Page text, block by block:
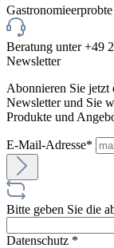
Beratung unter +49
Newsletter
Abonnieren Sie jetzt
Newsletter und Sie
Produkte und
E-Mail-Adresse*
Bitte geben Sie die
Datenschutz *